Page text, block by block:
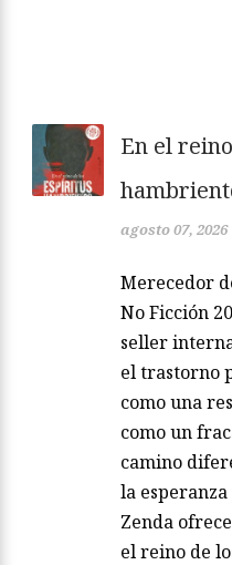
En el
agosto 07, 2026
Merecedor
No Ficción
seller
el trastorno
como una
como un
camino
la
Zenda
el reino de